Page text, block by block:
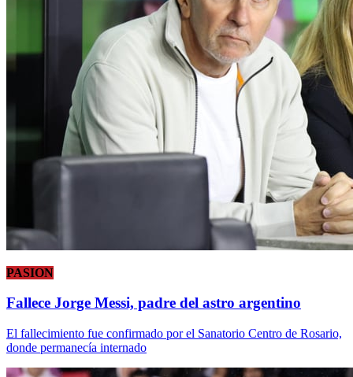
PASION
Fallece Jorge Messi, padre del astro argentino
El fallecimiento fue confirmado por el Sanatorio Centro de Rosario,
donde permanecía internado